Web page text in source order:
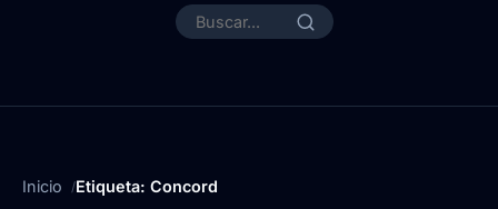
Inicio Etiqueta: Concord